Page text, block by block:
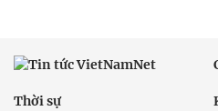
Thời sự